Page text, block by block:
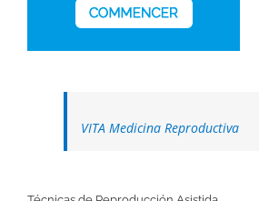
VITA Medicina Reproductiva